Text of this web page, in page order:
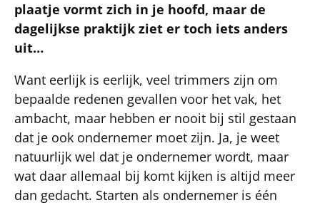
plaatje vormt zich in je hoofd, maar de
dagelijkse praktijk ziet er toch iets anders
uit…
Want eerlijk is eerlijk, veel trimmers zijn om
bepaalde redenen gevallen voor het vak, het
ambacht, maar hebben er nooit bij stil gestaan
dat je ook ondernemer moet zijn. Ja, je weet
natuurlijk wel dat je ondernemer wordt, maar
wat daar allemaal bij komt kijken is altijd meer
dan gedacht. Starten als ondernemer is één